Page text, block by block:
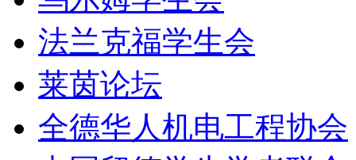
法兰克福学生会
莱茵论坛
全德华人机电工程协会